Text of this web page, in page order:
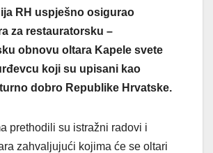
RH uspješno osigurao
za restauratorsku –
obnovu oltara Kapele svete
koji su upisani kao
dobro Republike Hrvatske.
prethodili su istražni radovi i
zahvaljujući kojima će se oltari